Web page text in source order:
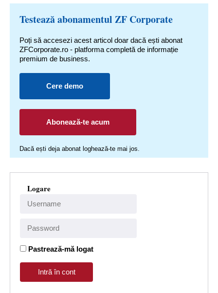
Testează abonamentul ZF Corporate
Poți să accesezi acest articol doar dacă ești abonat
ZFCorporate.ro - platforma completă de informație
premium de business.
Cere demo
Abonează-te acum
Dacă ești deja abonat loghează-te mai jos.
Logare
Pastrează-mă logat